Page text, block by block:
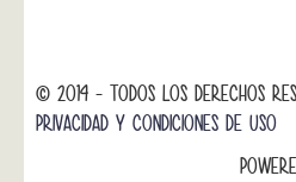
© 2014 - TODOS LOS DERECHOS
PRIVACIDAD Y CONDICIONES DE USO